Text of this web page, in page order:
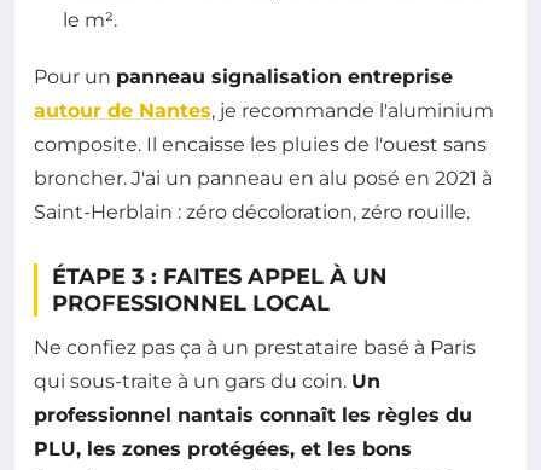
le m².
Pour un panneau signalisation entreprise
autour de Nantes, je recommande l'aluminium
composite. Il encaisse les pluies de l'ouest sans
broncher. J'ai un panneau en alu posé en 2021 à
Saint-Herblain : zéro décoloration, zéro rouille.
ÉTAPE 3 : FAITES APPEL À UN
PROFESSIONNEL LOCAL
Ne confiez pas ça à un prestataire basé à Paris
qui sous-traite à un gars du coin. Un
professionnel nantais connaît les règles du
PLU, les zones protégées, et les bons